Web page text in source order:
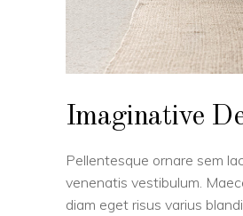
Imaginative
Pellentesque ornare sem
venenatis vestibulum.
diam eget risus varius